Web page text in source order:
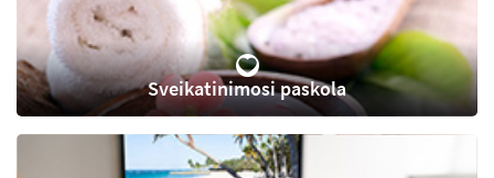
Sveikatinimosi paskola